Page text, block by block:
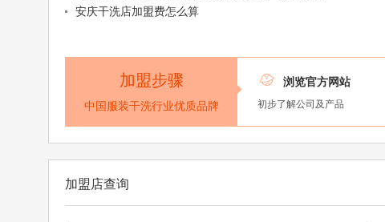
安庆干洗店加盟费怎么算
加盟步骤
中国服装干洗行业优质品牌
 浏览官方网站
初步了解公司及产品
加盟店查询